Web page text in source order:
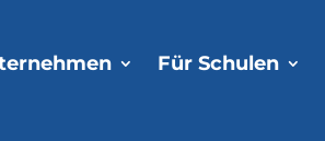
Für Schulen